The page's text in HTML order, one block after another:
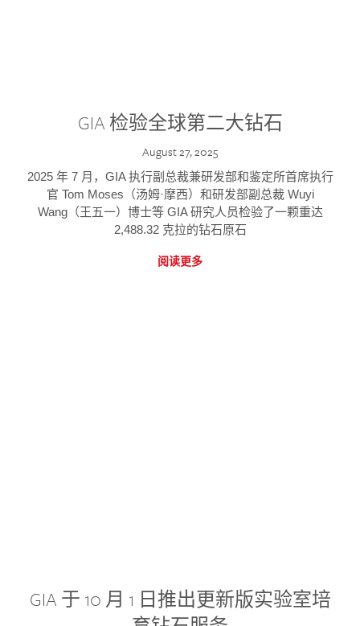
GIA 检验全球第二大钻石
August 27, 2025
2025 年 7 月，GIA 执行副总裁兼研发部和鉴定所首席执行
官 Tom Moses（汤姆·摩西）和研发部副总裁 Wuyi
Wang（王五一）博士等 GIA 研究人员检验了一颗重达
2,488.32 克拉的钻石原石
阅读更多
GIA 于 10 月 1 日推出更新版实验室培